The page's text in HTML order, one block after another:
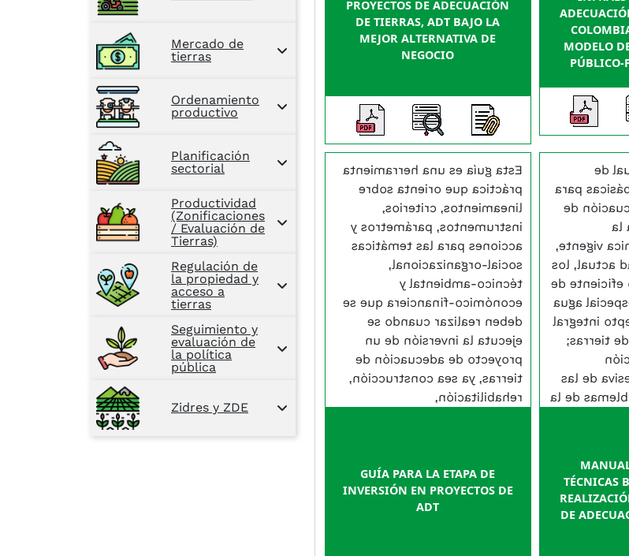
Mercado de
tierras
Ordenamiento
productivo
Planificación
sectorial
Productividad
(Zonificaciones
/ Evaluación de
Tierras)
Regulación de
la propiedad y
acceso a
tierras
Seguimiento y
evaluación de
la política
pública
Zidres y ZDE
técnica, económica, social y
ambiental.
PROYECTOS DE ADECUACIÓN
DE TIERRAS, ADT BAJO LA
MEJOR ALTERNATIVA DE
NEGOCIO
MODELO
PÚBLICO-
Esta guía es una herramienta
práctica que orienta sobre
lineamientos, criterios,
instrumentos, parámetros y
acciones para las temáticas
social-organizacional,
técnico-ambiental y
económico-financiera que se
deben realizar cuando se
ejecuta la inversión de un
proyecto de adecuación de
tierras, ya sea construcción,
rehabilitación,
GUÍA PARA LA ETAPA DE
INVERSIÓN EN PROYECTOS DE
ADT
El
normas
proyectos
la
conceptos
los
y suelo, y
de la
detallada
condiciones
TÉCNICAS
DE